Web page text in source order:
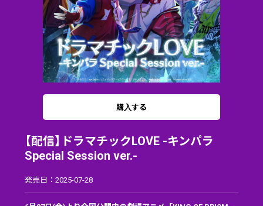
購入する
【配信】ドラマチックLOVE -キンパラ
Special Session ver.-
発売日：2025-07-28